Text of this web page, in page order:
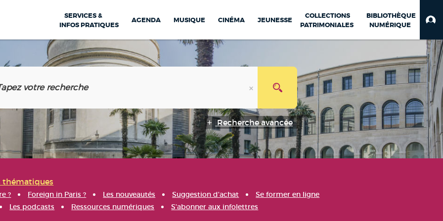
SERVICES &
INFOS PRATIQUES
AGENDA MUSIQUE CINÉMA JEUNESSE
COLLECTIONS
PATRIMONIALES
BIBLIOTHÈQUE
NUMÉRIQUE
Recherche avancée
thématiques
? Foreign in Paris ? Les nouveautés Suggestion d'achat
Se former en ligne
Les podcasts Ressources numériques S'abonner aux infolettres